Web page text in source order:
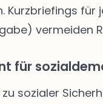
Kurzbriefings
vermeiden
für
sozialer